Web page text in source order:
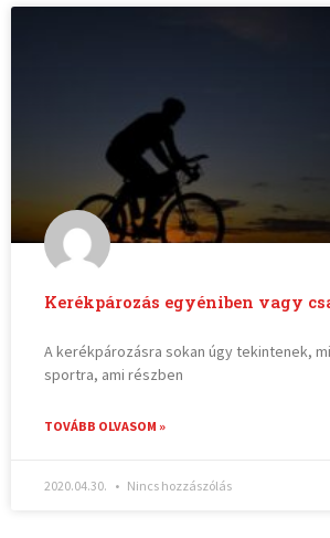
Kerékpározás egyéniben vagy
A kerékpározásra sokan úgy tekintenek,
sportra, ami részben
TOVÁBB OLVASOM »
2020.04.30. Nincs hozzászólás